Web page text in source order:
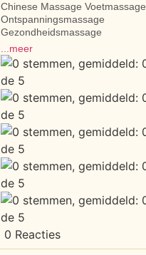
Chinese Massage Voetmassage
Ontspanningsmassage
Gezondheidsmassage
...meer
0 Reacties